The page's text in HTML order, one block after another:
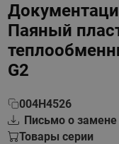
Паяный
G2
004H4526
Письмо о замене
Товары серии